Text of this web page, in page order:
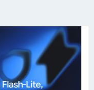
ジニアでオンプレミ
ビス
ブートキャンプ